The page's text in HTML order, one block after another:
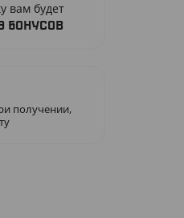
вам будет
бонусов
получении,